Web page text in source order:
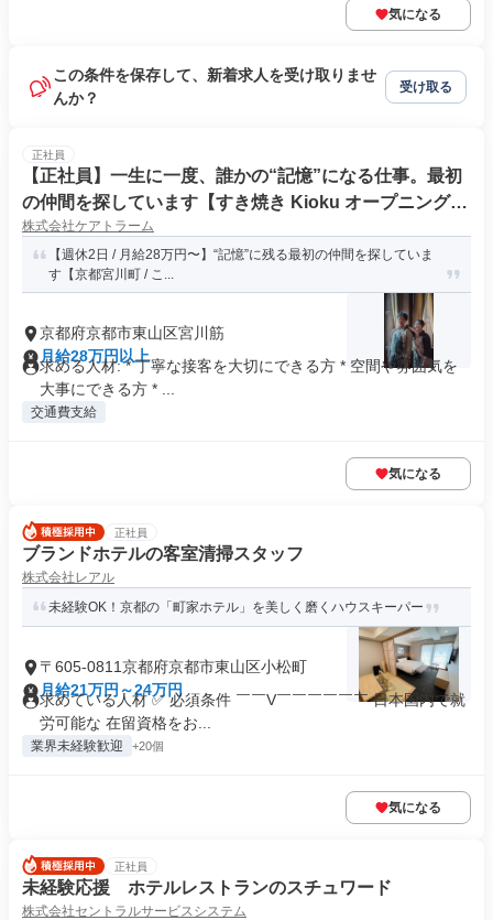
気になる
この条件を保存して、新着求人を受け取りませ
んか？
受け取る
正社員
【正社員】一生に一度、誰かの“記憶”になる仕事。最初
の仲間を探しています【すき焼き Kioku オープニングス
タッフ募集】
株式会社ケアトラーム
【週休2日 / 月給28万円〜】“記憶”に残る最初の仲間を探していま
す【京都宮川町 / こ...
京都府京都市東山区宮川筋
月給28万円以上
求める人材: * 丁寧な接客を大切にできる方 * 空間や雰囲気を
大事にできる方 * ...
交通費支給
気になる
正社員
ブランドホテルの客室清掃スタッフ
株式会社レアル
未経験OK！京都の「町家ホテル」を美しく磨くハウスキーパー
〒605-0811京都府京都市東山区小松町
月給21万円～24万円
求めている人材 ✅ 必須条件 ￣￣V￣￣￣￣￣￣ 日本国内で就
労可能な 在留資格をお...
業界未経験歓迎 +20個
気になる
正社員
未経験応援 ホテルレストランのスチュワード
株式会社セントラルサービスシステム